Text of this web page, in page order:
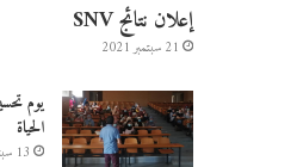
إعلان نتائج SNV
21 سبتمبر 2021
يوم
الحياة
13 سبتمبر 2021